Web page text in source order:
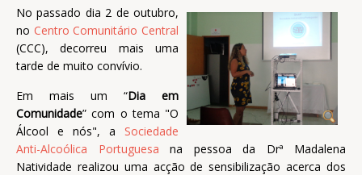
No passado dia 2 de outubro,
no Centro Comunitário Central
(CCC), decorreu mais uma
tarde de muito convívio.
Em mais um “Dia em
Comunidade” com o tema "O
Álcool e nós", a Sociedade
Anti-Alcoólica Portuguesa na pessoa da Drª Madalena
Natividade realizou uma acção de sensibilização acerca dos